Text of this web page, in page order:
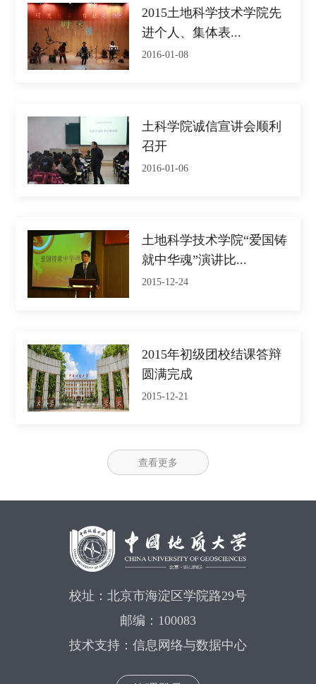
2015土地科学技术学院先
进个人、集体表...
2016-01-08
土科学院诚信宣讲会顺利
召开
2016-01-06
土地科学技术学院“爱国铸
就中华魂”演讲比...
2015-12-24
2015年初级团校结课答辩
圆满完成
2015-12-21
查看更多
校址：北京市海淀区学院路29号
邮编：100083
技术支持：信息网络与数据中心